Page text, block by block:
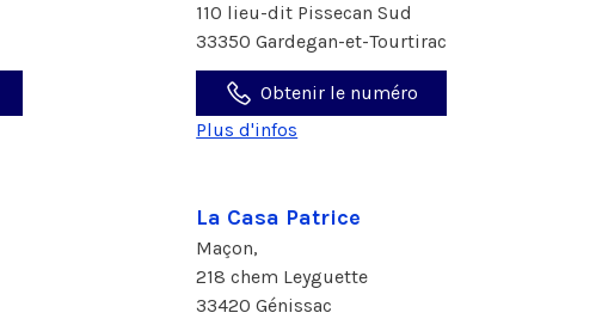
110 lieu-dit Pissecan Sud
33350 Gardegan-et-Tourtirac
Obtenir le numéro
Plus d'infos
La Casa Patrice
Maçon,
218 chem Leyguette
33420 Génissac